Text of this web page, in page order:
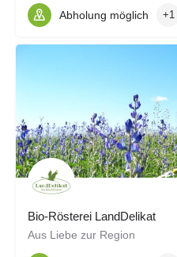
Abholung möglich +1
Bio-Rösterei LandDelikat
Aus Liebe zur Region